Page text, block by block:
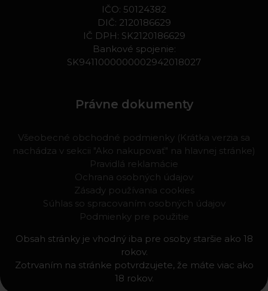
IČO: 50124382
DIČ: 2120186629
IČ DPH: SK2120186629
Bankové spojenie:
SK9411000000002942018027
Právne dokumenty
Všeobecné obchodné podmienky (Krátka verzia sa
nachádza v sekcii "Ako nakupovať" na hlavnej stránke)
Pravidlá reklamácie
Ochrana osobných údajov
Zásady používania cookies
Súhlas so spracovaním osobných údajov
Podmienky pre použitie
Obsah stránky je vhodný iba pre osoby staršie ako 18
rokov.
Zotrvaním na stránke potvrdzujete, že máte viac ako
18 rokov.